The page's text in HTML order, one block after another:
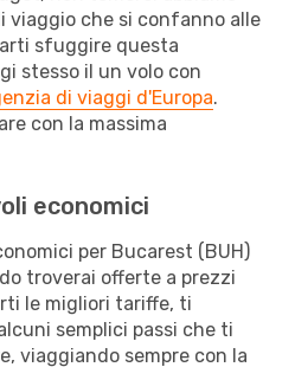
viaggio che si confanno alle
sfuggire questa
stesso il un volo con
di viaggi d'Europa.
con la massima
economici
per Bucarest (BUH)
troverai offerte a prezzi
le migliori tariffe, ti
semplici passi che ti
viaggiando sempre con la